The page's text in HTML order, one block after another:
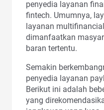
penyedia layanan
fintech. Umumnya,
layanan
dimanfaatkan
baran tertentu.
Semakin
penyedia layanan
Berikut ini adalah
yang